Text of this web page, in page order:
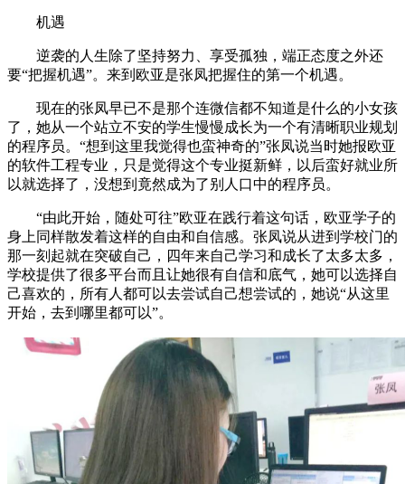
机遇
逆袭的人生除了坚持努力、享受孤独，端正态度之外还
要“把握机遇”。来到欧亚是张凤把握住的第一个机遇。
现在的张凤早已不是那个连微信都不知道是什么的小女孩
了，她从一个站立不安的学生慢慢成长为一个有清晰职业规划
的程序员。“想到这里我觉得也蛮神奇的”张凤说当时她报欧亚
的软件工程专业，只是觉得这个专业挺新鲜，以后蛮好就业所
以就选择了，没想到竟然成为了别人口中的程序员。
“由此开始，随处可往”欧亚在践行着这句话，欧亚学子的
身上同样散发着这样的自由和自信感。张凤说从进到学校门的
那一刻起就在突破自己，四年来自己学习和成长了太多太多，
学校提供了很多平台而且让她很有自信和底气，她可以选择自
己喜欢的，所有人都可以去尝试自己想尝试的，她说“从这里
开始，去到哪里都可以”。